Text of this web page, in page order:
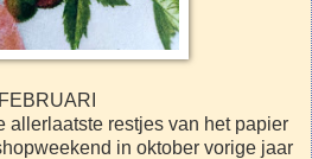
FEBRUARI
allerlaatste restjes van het papier
in oktober vorige jaar